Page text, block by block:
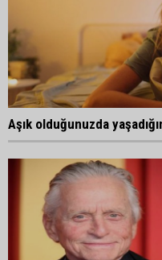
Aşık olduğunuzda